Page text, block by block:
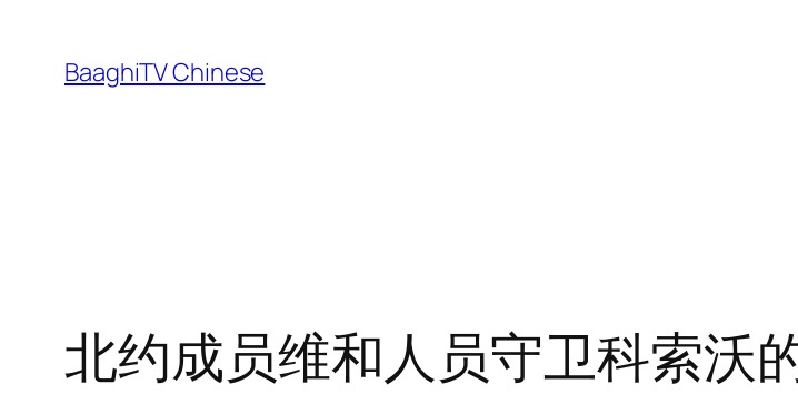
content
BaaghiTV Chinese
北约成员维和人员守卫科索沃